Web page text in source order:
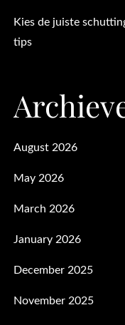
Kies de juiste
tips
August 2026
May 2026
March 2026
January 2026
December 2025
November 2025